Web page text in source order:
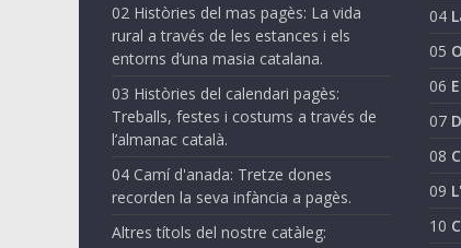
02 Històries del mas pagès: La vida
rural a través de les estances i els
entorns d’una masia catalana.
03 Històries del calendari pagès:
Treballs, festes i costums a través de
l’almanac català.
04 Camí d'anada: Tretze dones
recorden la seva infància a pagès.
Altres títols del nostre catàleg:
04
05
06
07
08
09
10